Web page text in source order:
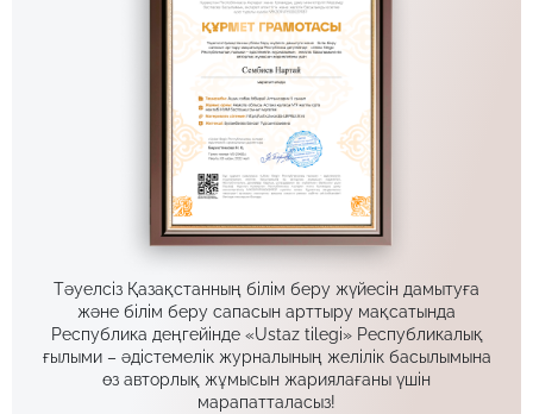
Тәуелсіз Қазақстанның білім беру жүйесін дамытуға
және білім беру сапасын арттыру мақсатында
Республика деңгейінде «Ustaz tilegi» Республикалық
ғылыми – әдістемелік журналының желілік басылымына
өз авторлық жұмысын жариялағаны үшін
марапатталасыз!